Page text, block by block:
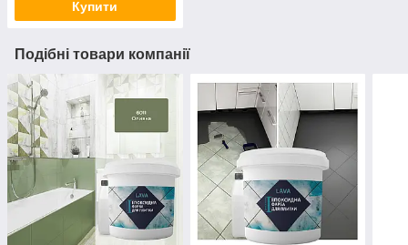
Купити
Подібні товари компанії